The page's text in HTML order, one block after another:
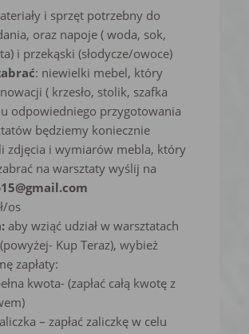
i sprzęt potrzebny do
oraz napoje ( woda, sok,
i przekąski (słodycze/owoce)
: niewielki mebel, który
( krzesło, stolik, szafka
odpowiedniego przygotowania
będziemy koniecznie
zdjęcia i wymiarów mebla, który
na warsztaty wyślij na
os
aby wziąć udział w warsztatach
Kup Teraz), wybież
zapłaty:
kwota- (zapłać całą kwotę z
– zapłać zaliczkę w celu